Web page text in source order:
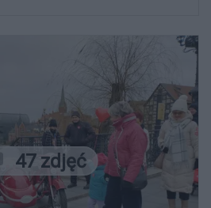
Liczba zdjęć
47 zdjęć